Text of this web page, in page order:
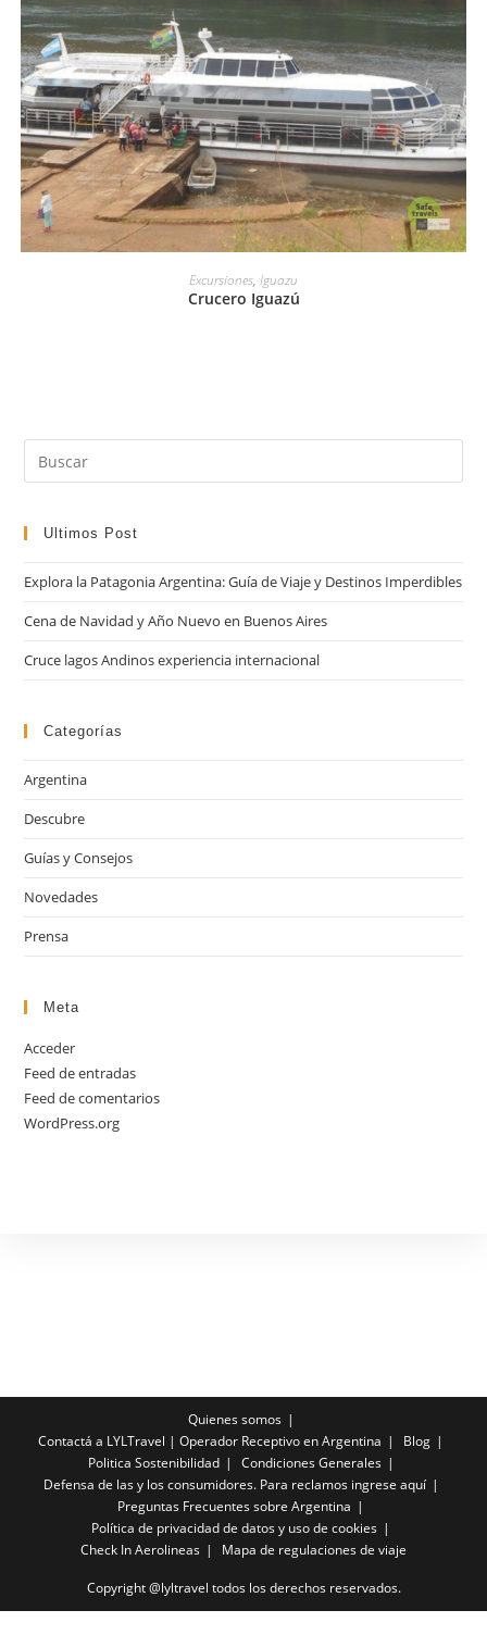
LEER MÁS
Excursiones, Iguazu
Crucero Iguazú
Ultimos Post
Explora la Patagonia Argentina: Guía de Viaje y Destinos Imperdibles
Cena de Navidad y Año Nuevo en Buenos Aires
Cruce lagos Andinos experiencia internacional
Categorías
Argentina
Descubre
Guías y Consejos
Novedades
Prensa
Meta
Acceder
Feed de entradas
Feed de comentarios
WordPress.org
Quienes somos
Contactá a LYLTravel | Operador Receptivo en Argentina
Blog
Politica Sostenibilidad
Condiciones Generales
Defensa de las y los consumidores. Para reclamos ingrese aquí
Preguntas Frecuentes sobre Argentina
Política de privacidad de datos y uso de cookies
Check In Aerolineas
Mapa de regulaciones de viaje
Copyright @lyltravel todos los derechos reservados.